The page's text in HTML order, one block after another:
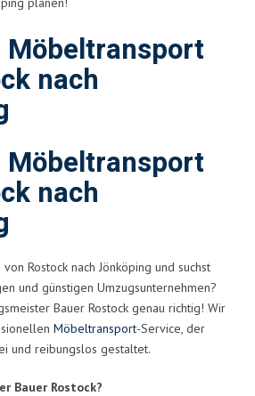
Möbeltransport
nach
Möbeltransport
nach
Rostock nach Jönköping und suchst
und günstigen Umzugsunternehmen?
Bauer Rostock genau richtig! Wir
Möbeltransport-Service, der
und reibungslos gestaltet.
Bauer Rostock?